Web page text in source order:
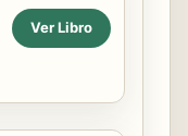
Ver Libro